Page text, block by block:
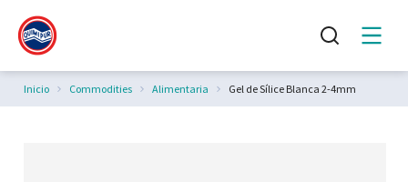
Estás aquí:
Inicio Commodities Alimentaria Gel de Sílice Blanca 2-4mm